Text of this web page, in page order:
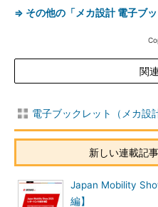
⇒ その他の「メカ設計 電子ブ
関
電子ブックレット（メカ設
新しい連載記
Japan Mobility
編】